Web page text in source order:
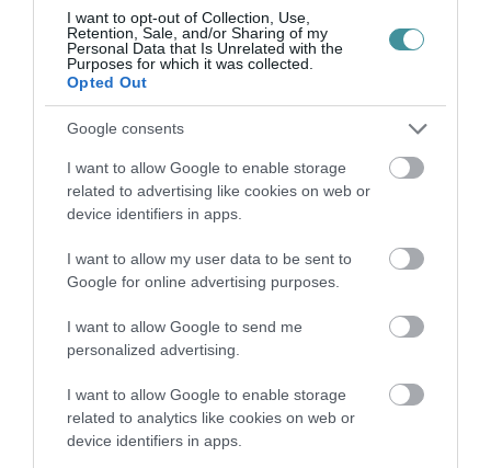
I want to opt-out of Collection, Use,
Retention, Sale, and/or Sharing of my
Personal Data that Is Unrelated with the
Purposes for which it was collected.
Opted Out
Google consents
I want to allow Google to enable storage
related to advertising like cookies on web or
device identifiers in apps.
I want to allow my user data to be sent to
Google for online advertising purposes.
I want to allow Google to send me
personalized advertising.
I want to allow Google to enable storage
related to analytics like cookies on web or
device identifiers in apps.
CSILLAGFÉNY MOZI & PIKNIK:
BOROZÁSSAL, SZABADTÉRI MOZIVAL...
2026. augusztus 10|Programok
VIZET VISZNEK A VADAKNAK A BÜKK-
FENNSÍKRA – A TARTÓS SZÁR...
MEHRINGER, CO LEE ÉS A
BLAHALOUISIANA KONCERTJÉT IS
LÁTHA...
2026. augusztus 10|Programok